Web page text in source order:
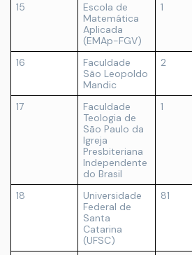
15
Escola de
Matemática
Aplicada
(EMAp-FGV)
1
16
Faculdade
São Leopoldo
Mandic
2
17
Faculdade
Teologia de
São Paulo da
Igreja
Presbiteriana
Independente
do Brasil
1
18
Universidade
Federal de
Santa
Catarina
(UFSC)
81